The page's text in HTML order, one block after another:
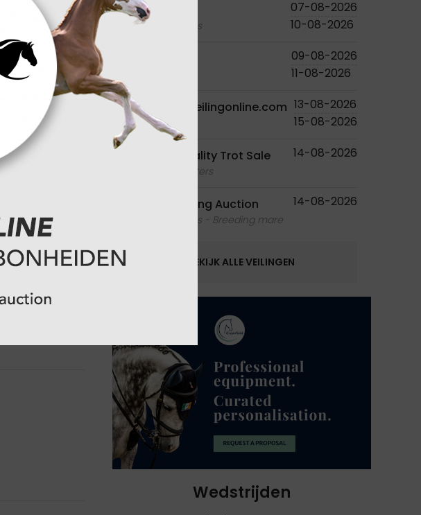
Studutch
foals - embryos
07-08-2026
10-08-2026
09-08-2026
11-08-2026
Paardenveilingonline.com
foals
13-08-2026
15-08-2026
Ruislé Quality Trot Sale
foals - youngsters
14-08-2026
Equbreeding Auction
foals - embryos - Breeding mare
14-08-2026
BEKIJK ALLE VEILINGEN
Wedstrijden